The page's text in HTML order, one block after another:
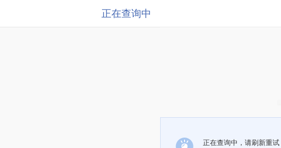
正在查询中
正在查询中，请刷新重试